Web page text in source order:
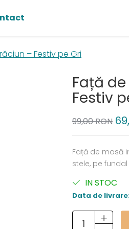
– Festiv pe Gri
Față
Festiv
99,00 RON
Față de masă
stele, pe
IN STOC
Data de